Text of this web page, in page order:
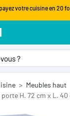
votre cuisine en 20
Meubles haut
H. 72 cm x L.